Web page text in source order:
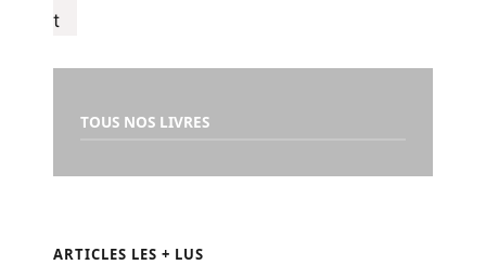
TOUS NOS LIVRES
ARTICLES LES + LUS